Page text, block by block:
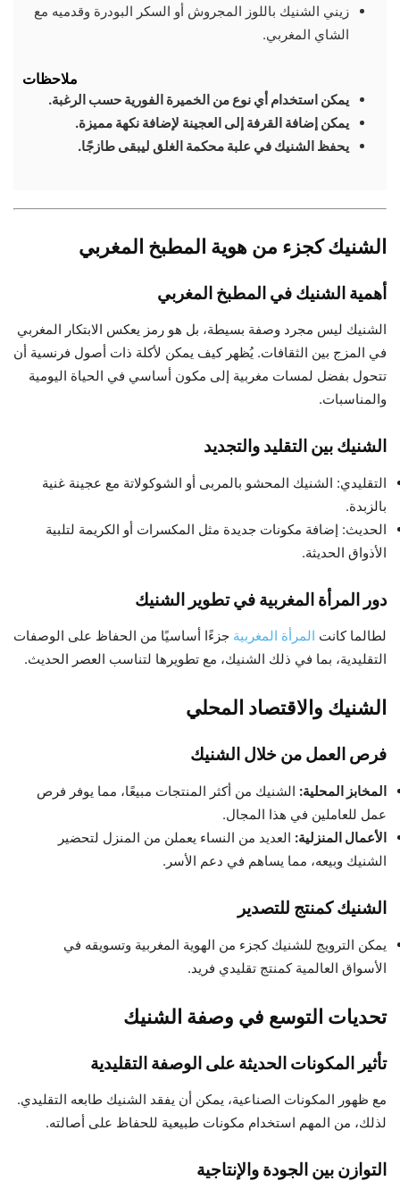
زيني الشنيك باللوز المجروش أو السكر البودرة وقدميه مع
الشاي المغربي.
ملاحظات
يمكن استخدام أي نوع من الخميرة الفورية حسب الرغبة.
يمكن إضافة القرفة إلى العجينة لإضافة نكهة مميزة.
يحفظ الشنيك في علبة محكمة الغلق ليبقى طازجًا.
الشنيك كجزء من هوية المطبخ المغربي
أهمية الشنيك في المطبخ المغربي
الشنيك ليس مجرد وصفة بسيطة، بل هو رمز يعكس الابتكار المغربي
في المزج بين الثقافات. يُظهر كيف يمكن لأكلة ذات أصول فرنسية أن
تتحول بفضل لمسات مغربية إلى مكون أساسي في الحياة اليومية
والمناسبات.
الشنيك بين التقليد والتجديد
التقليدي: الشنيك المحشو بالمربى أو الشوكولاتة مع عجينة غنية
بالزبدة.
الحديث: إضافة مكونات جديدة مثل المكسرات أو الكريمة لتلبية
الأذواق الحديثة.
دور المرأة المغربية في تطوير الشنيك
لطالما كانت المرأة المغربية جزءًا أساسيًا من الحفاظ على الوصفات
التقليدية، بما في ذلك الشنيك، مع تطويرها لتناسب العصر الحديث.
الشنيك والاقتصاد المحلي
فرص العمل من خلال الشنيك
المخابز المحلية: الشنيك من أكثر المنتجات مبيعًا، مما يوفر فرص
عمل للعاملين في هذا المجال.
الأعمال المنزلية: العديد من النساء يعملن من المنزل لتحضير
الشنيك وبيعه، مما يساهم في دعم الأسر.
الشنيك كمنتج للتصدير
يمكن الترويج للشنيك كجزء من الهوية المغربية وتسويقه في
الأسواق العالمية كمنتج تقليدي فريد.
تحديات التوسع في وصفة الشنيك
تأثير المكونات الحديثة على الوصفة التقليدية
مع ظهور المكونات الصناعية، يمكن أن يفقد الشنيك طابعه التقليدي.
لذلك، من المهم استخدام مكونات طبيعية للحفاظ على أصالته.
التوازن بين الجودة والإنتاجية